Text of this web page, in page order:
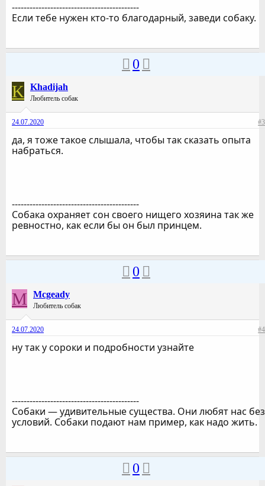
-------------------------------------------
Если тебе нужен кто-то благодарный, заведи собаку.
0
K Khadijah
Любитель собак
24.07.2020 #3
да, я тоже такое слышала, чтобы так сказать опыта
набраться.
-------------------------------------------
Собака охраняет сон своего нищего хозяина так же
ревностно, как если бы он был принцем.
0
M Mcgeady
Любитель собак
24.07.2020 #4
ну так у сороки и подробности узнайте
-------------------------------------------
Собаки — удивительные существа. Они любят нас без
условий. Собаки подают нам пример, как надо жить.
0